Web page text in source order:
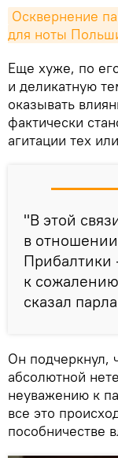
Осквернение
для ноты
Еще хуже, по
и деликатную
оказывать
фактически
агитации тех
"В этой
в
Прибалтики
к
сказал
Он подчеркнул,
абсолютной
неуважению к
все это
пособничестве